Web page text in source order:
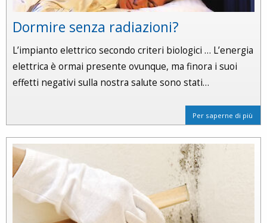
Dormire senza radiazioni?
L’impianto elettrico secondo criteri biologici … L’energia
elettrica è ormai presente ovunque, ma finora i suoi
effetti negativi sulla nostra salute sono stati…
Per saperne di più